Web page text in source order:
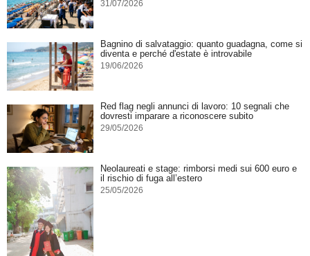
31/07/2026
Bagnino di salvataggio: quanto guadagna, come si
diventa e perché d'estate è introvabile
19/06/2026
Red flag negli annunci di lavoro: 10 segnali che
dovresti imparare a riconoscere subito
29/05/2026
Neolaureati e stage: rimborsi medi sui 600 euro e
il rischio di fuga all’estero
25/05/2026